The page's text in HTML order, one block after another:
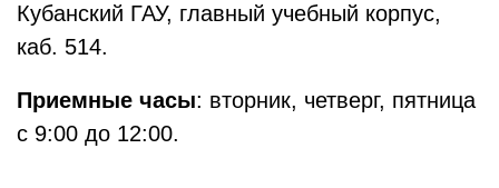
Кубанский ГАУ, главный учебный корпус,
каб. 514.
Приемные часы: вторник, четверг, пятница
с 9:00 до 12:00.